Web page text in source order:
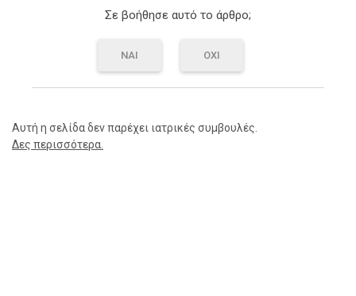
Σε βοήθησε αυτό το άρθρο;
ΝΑΙ ΟΧΙ
Αυτή η σελίδα δεν παρέχει ιατρικές συμβουλές.
Δες περισσότερα.